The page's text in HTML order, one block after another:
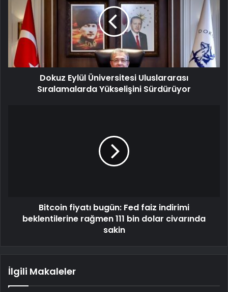
Dokuz Eylül Üniversitesi Uluslararası
Sıralamalarda Yükselişini Sürdürüyor
Bitcoin fiyatı bugün: Fed faiz indirimi
beklentilerine rağmen 111 bin dolar civarında
sakin
İlgili Makaleler